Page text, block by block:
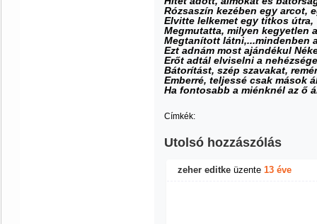
Rózsaszín kezében egy arcot,
Elvitte lelkemet egy titkos útra,
Megmutatta, milyen kegyetlen
Megtanított látni,...mindenben
Ezt adnám most ajándékul
Erőt adtál elviselni a
Bátorítást, szép szavakat,
Emberré, teljessé csak mások
Ha fontosabb a miénknél az
Címkék:
Utolsó hozzászólás
zeher editke üzente 13 éve